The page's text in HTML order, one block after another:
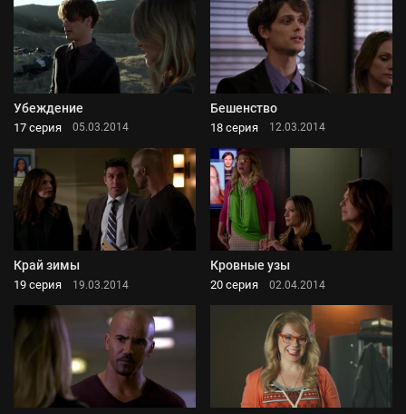
Убеждение
17 серия 05.03.2014
Бешенство
18 серия 12.03.2014
Край зимы
19 серия 19.03.2014
Кровные узы
20 серия 02.04.2014